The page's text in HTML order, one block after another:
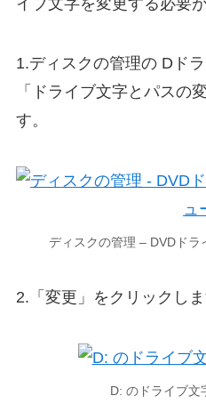
1.ディスクの管理の Dド
「ドライブ文字とパスの
す。
ディスクの管理 – DVDドラ
2.「変更」をクリックしま
D: のドライブ文